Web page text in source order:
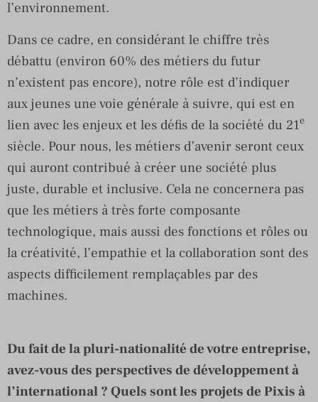
l’environnement.
Dans ce cadre, en considérant le chiffre très
débattu (environ 60% des métiers du futur
n’existent pas encore), notre rôle est d’indiquer
aux jeunes une voie générale à suivre, qui est en
lien avec les enjeux et les défis de la société du 21e
siècle. Pour nous, les métiers d’avenir seront ceux
qui auront contribué à créer une société plus
juste, durable et inclusive. Cela ne concernera pas
que les métiers à très forte composante
technologique, mais aussi des fonctions et rôles ou
la créativité, l’empathie et la collaboration sont des
aspects difficilement remplaçables par des
machines.
Du fait de la pluri-nationalité de votre entreprise,
avez-vous des perspectives de développement à
l’international ? Quels sont les projets de Pixis à